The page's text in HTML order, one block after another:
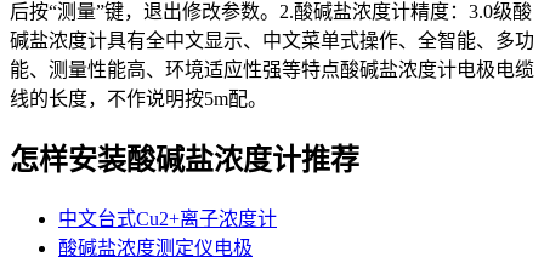
后按“测量”键，退出修改参数。2.酸碱盐浓度计精度：3.0级酸
碱盐浓度计具有全中文显示、中文菜单式操作、全智能、多功
能、测量性能高、环境适应性强等特点酸碱盐浓度计电极电缆
线的长度，不作说明按5m配。
怎样安装酸碱盐浓度计推荐
中文台式Cu2+离子浓度计
酸碱盐浓度测定仪电极